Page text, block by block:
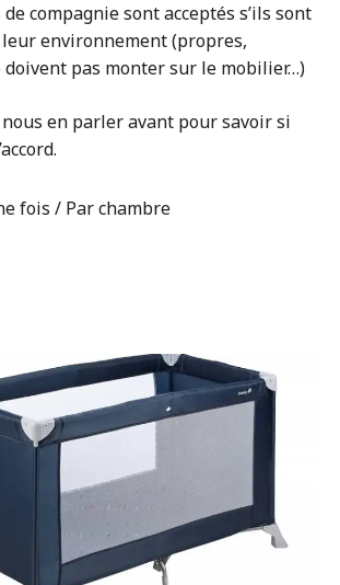
compagnie sont acceptés s’ils sont
environnement (propres,
pas monter sur le mobilier…)
nous en parler avant pour savoir si
fois / Par chambre
Next
post: